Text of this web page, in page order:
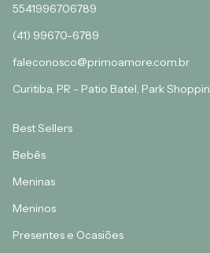
5541996706789
(41) 99670-6789
faleconosco@primoamore.com.br
Curitiba, PR - Patio Batel, Park
Best Sellers
Bebês
Meninas
Meninos
Presentes e Ocasiões